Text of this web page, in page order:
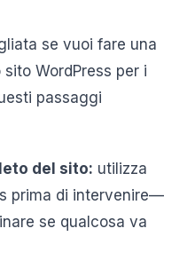
se vuoi fare una
WordPress per i
passaggi
del sito: utilizza
prima di intervenire—
se qualcosa va